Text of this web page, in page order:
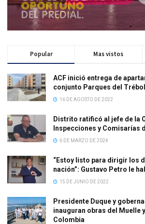
Popular Mas vistos
ACF inició entrega de
conjunto Parques del
16 DE AGOSTO DE 2022
Distrito ratificó al jefe de la
Inspecciones y Comisarías
6 DE MARZO DE 2024
“Estoy listo para dirigir los
nación”: Gustavo Petro le
15 DE JUNIO DE 2022
Presidente Duque y
inauguran obras del Muelle
Colombia